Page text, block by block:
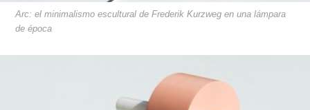
Arc: el minimalismo escultural de Frederik Kurzweg en una lámpara
de época